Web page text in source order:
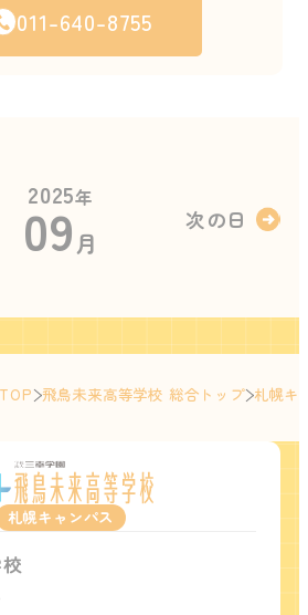
011-640-8755
2025年
09月
次の日
飛鳥未来高等学校 総合トップ 札幌キ
札幌キャンパス